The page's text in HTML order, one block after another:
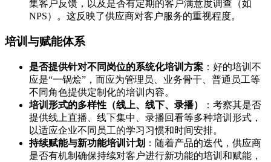
集客户反馈，以及是否有定期的客户满意度调查（如
NPS）。这反映了供应商对客户服务的重视程度。
培训与赋能体系
是否提供针对不同岗位的系统化培训方案 ：好的培训不
应是“一锅烩”，而应为管理员、业务骨干、普通员工等
不同角色提供定制化的培训内容。
培训形式的多样性（线上、线下、录播）
：考察其是否
提供线上直播、线下集中、录播回看等多种培训形式，
以适应企业不同员工的学习习惯和时间安排。
持续赋能与新功能培训计划 ：随着产品的迭代，供应商
是否有机制确保持续对客户进行新功能的培训和赋能，